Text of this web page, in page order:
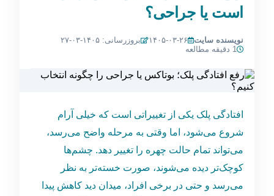
است یا جراحی؟
نویسنده سایت ۱۴۰۵-۰۳-۲۶
بروزرسانی: ۱۴۰۵-۰۳-۲۷
1 دقیقه مطالعه
افتادگی پلک یکی از تغییراتی است که خیلی آرام
شروع می‌شود، اما وقتی به مرحله واضح می‌رسد،
می‌تواند تمام حالت چهره را تغییر دهد. چشم‌ها
کوچک‌تر دیده می‌شوند، صورت خسته‌تر به نظر
می‌رسد و حتی در برخی افراد، میدان دید کاهش پیدا